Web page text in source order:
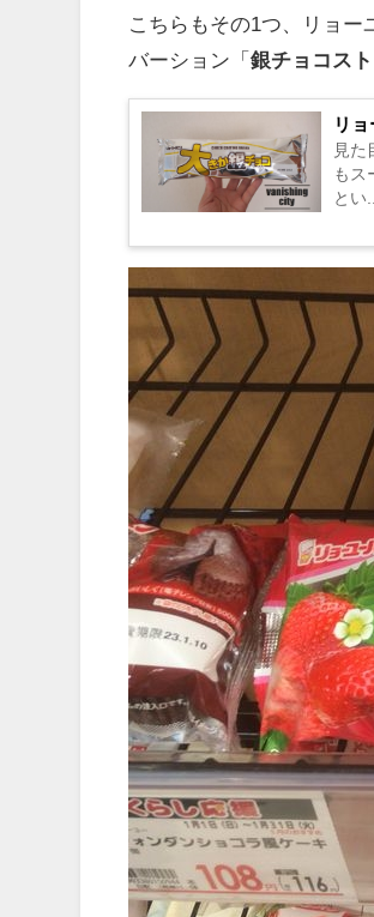
こちらもその1つ、リョー
バーション「銀チョコス
リ
見た
もス
とい...